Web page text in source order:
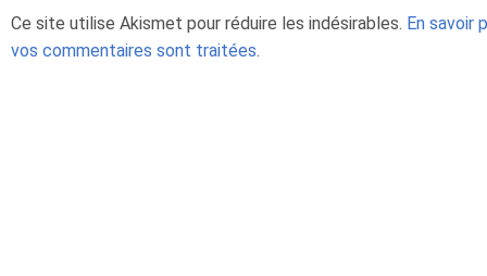
Ce site utilise Akismet pour réduire les indésirables. En savoir
vos commentaires sont traitées.